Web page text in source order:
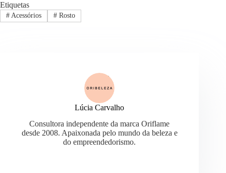
Etiquetas
#Acessórios #Rosto
Lúcia Carvalho
Consultora independente da marca Oriflame
desde 2008. Apaixonada pelo mundo da beleza e
do empreendedorismo.